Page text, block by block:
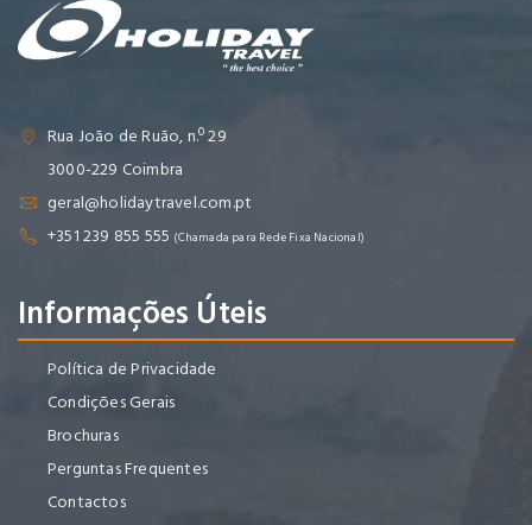
Rua João de Ruão, n.º 29
3000-229 Coimbra
geral@holidaytravel.com.pt
+351 239 855 555 (Chamada para Rede Fixa Nacional)
Informações Úteis
Política de Privacidade
Condições Gerais
Brochuras
Perguntas Frequentes
Contactos